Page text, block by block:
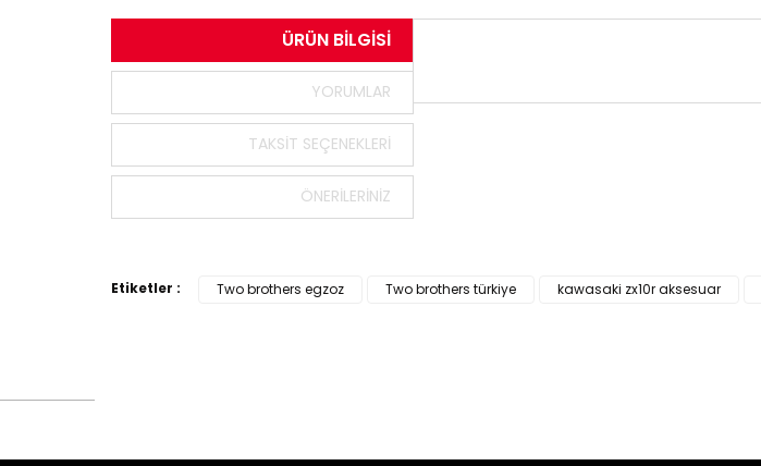
ÜRÜN BILGISI
YORUMLAR
TAKSIT SEÇENEKLERI
ÖNERILERINIZ
Ürün bilgilerinde hatalar bulunuyor.
Etiketler : Two brothers egzoz Two brothers türkiye kawasaki zx10r aksesuar